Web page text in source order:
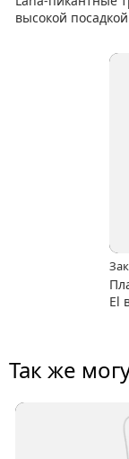
высокой посадкой
El
Так же